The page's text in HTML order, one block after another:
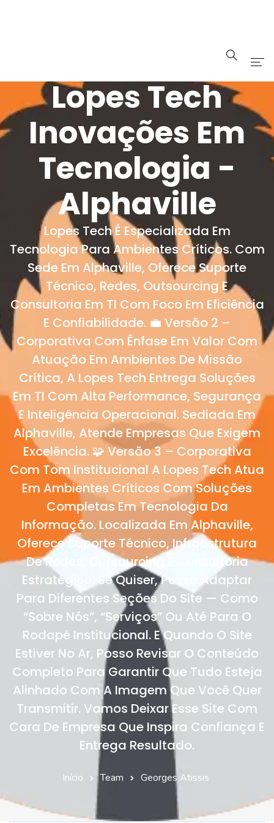
Sobre
Portfolio
Blog Tech
Lopes Tech
Inovações Em
Tecnologia -
Alphaville
Lopes Tech É Especializada Em
Tecnologia Para Ambientes Críticos. Com
Sede Em Alphaville, Oferece Suporte
Técnico, Redes, Outsourcing E
Consultoria Em TI Com Foco Em Eficiência
E Confiabilidade. 💼 Versão 2 –
Corporativa Com Ênfase Em Valor Com
Atuação Em Ambientes De Missão
Crítica, A Lopes Tech Entrega Soluções
Em TI Com Alta Performance, Segurança
E Inteligência Operacional. Sediada Em
Alphaville, Atende Empresas Que Exigem
Excelência. 🧩 Versão 3 – Corporativa
Com Tom Institucional A Lopes Tech Atua
Em Ambientes Críticos Com Soluções
Completas Em Tecnologia Da
Informação. Localizada Em Alphaville,
Oferece Suporte Técnico, Infraestrutura
De Redes, Outsourcing E Consultoria
Estratégica. Se Quiser, Posso Adaptar
Para Diferentes Seções Do Site — Como
“Sobre Nós”, “Serviços” Ou Até Para O
Rodapé Institucional. E Quando O Site
Estiver No Ar, Posso Revisar O Conteúdo
Completo Para Garantir Que Tudo Esteja
Alinhado Com A Imagem Que Você Quer
Transmitir. Vamos Deixar Esse Site Com
Cara De Empresa Que Inspira Confiança E
Entrega Resultado.
Início Team Georges Atissis